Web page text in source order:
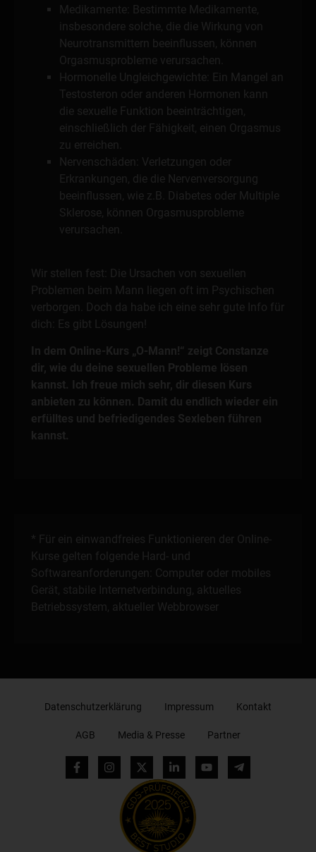
Medikamente: Bestimmte Medikamente,
insbesondere solche, die die Wirkung von
Neurotransmittern beeinflussen, können
Orgasmusprobleme verursachen.
Hormonelle Ungleichgewichte: Ein Mangel an
Testosteron oder anderen Hormonen kann
die sexuelle Funktion beeinträchtigen,
einschließlich der Fähigkeit, einen Orgasmus
zu erreichen.
Nervenschäden: Verletzungen oder
Erkrankungen, die die Nervenversorgung
beeinflussen, wie z.B. Diabetes oder Multiple
Sklerose, können Orgasmusprobleme
verursachen.
Wir stellen fest: Die Ursachen von sexuellen
Problemen beim Mann liegen oft im Psychischen
verborgen. Doch da habe ich eine sehr gute Info für
dich: Es gibt Lösungen!
In dem Online-Kurs „O-Mann!“ zeigt Constanze
dir, wie du deine sexuellen Probleme lösen
kannst. Ich freue mich sehr, dir diesen Kurs
anbieten zu können. Damit du endlich wieder ein
erfülltes und befriedigendes Sexleben führen
kannst.
* Für ein einwandfreies Funktionieren der Online-
Kurse gelten folgende Hard- und
Softwareanforderungen: Computer oder mobiles
Gerät, stabile Internetverbindung, aktuelles
Betriebssystem, aktueller Webbrowser
Datenschutzerklärung Impressum Kontakt
AGB Media & Presse Partner